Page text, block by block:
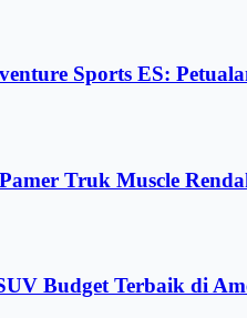
Sports ES:
Truk Muscle
Budget Terbaik di